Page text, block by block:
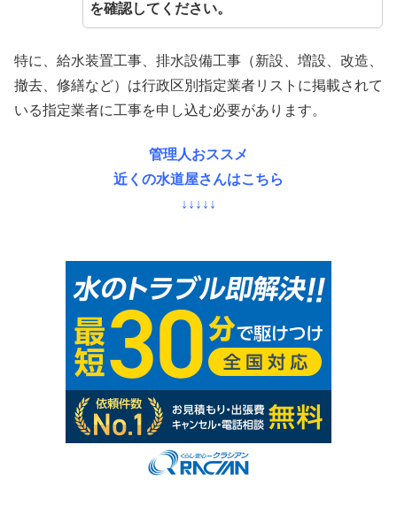
を確認してください。
特に、給水装置工事、排水設備工事（新設、増設、改造、
撤去、修繕など）は行政区別指定業者リストに掲載されて
いる指定業者に工事を申し込む必要があります。
管理人おススメ
近くの水道屋さんはこちら
↓↓↓↓↓